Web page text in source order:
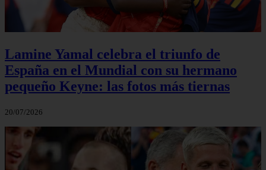
Lamine Yamal celebra el triunfo de
España en el Mundial con su hermano
pequeño Keyne: las fotos más tiernas
20/07/2026